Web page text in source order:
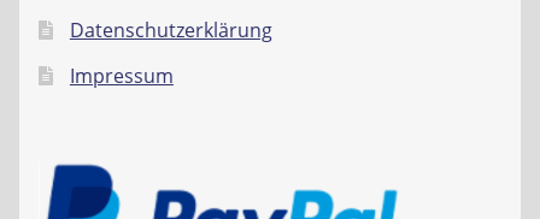
Datenschutzerklärung
Impressum